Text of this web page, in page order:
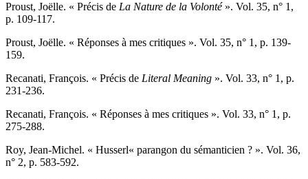
Proust, Joëlle. « Précis de La Nature de la Volonté». Vol. 35, n° 1,
p. 109-117.
Proust, Joëlle. « Réponses à mes critiques ». Vol. 35, n° 1, p. 139-
159.
Recanati, François. « Précis de Literal Meaning ». Vol. 33, n° 1, p.
231-236.
Recanati, François. « Réponses à mes critiques ». Vol. 33, n° 1, p.
275-288.
Roy, Jean-Michel. « Husserl« parangon du sémanticien ? ». Vol. 36,
n° 2, p. 583-592.